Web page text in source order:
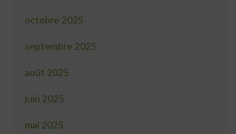
octobre 2025
septembre 2025
août 2025
juin 2025
mai 2025